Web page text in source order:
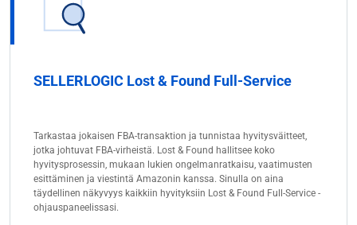
SELLERLOGIC Lost & Found Full-Service
Tarkastaa jokaisen FBA-transaktion ja tunnistaa hyvitysväitteet,
jotka johtuvat FBA-virheistä. Lost & Found hallitsee koko
hyvitysprosessin, mukaan lukien ongelmanratkaisu, vaatimusten
esittäminen ja viestintä Amazonin kanssa. Sinulla on aina
täydellinen näkyvyys kaikkiin hyvityksiin Lost & Found Full-Service -
ohjauspaneelissasi.